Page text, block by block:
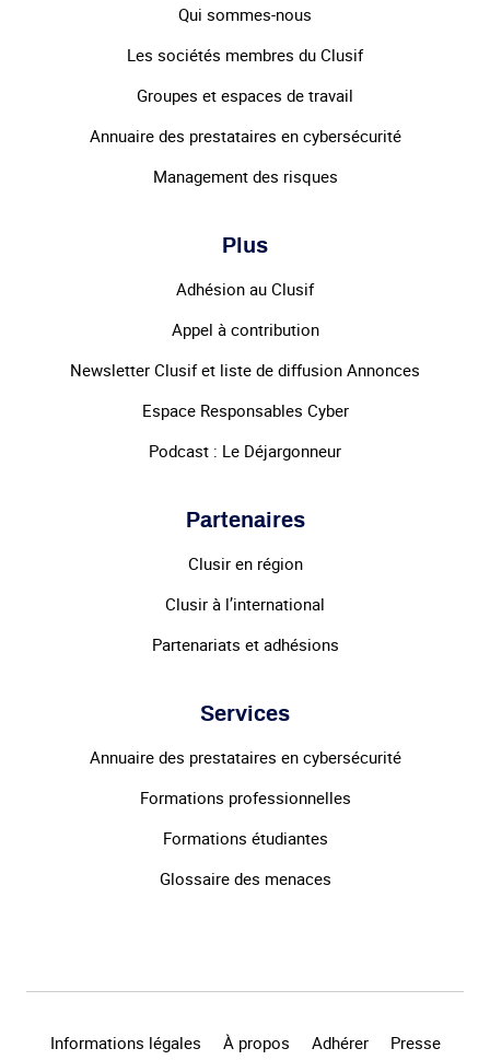
Qui sommes-nous
Les sociétés membres du Clusif
Groupes et espaces de travail
Annuaire des prestataires en cybersécurité
Management des risques
Plus
Adhésion au Clusif
Appel à contribution
Newsletter Clusif et liste de diffusion Annonces
Espace Responsables Cyber
Podcast : Le Déjargonneur
Partenaires
Clusir en région
Clusir à l’international
Partenariats et adhésions
Services
Annuaire des prestataires en cybersécurité
Formations professionnelles
Formations étudiantes
Glossaire des menaces
Informations légales À propos Adhérer Presse